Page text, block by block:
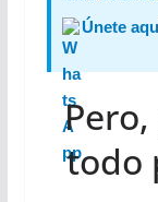
Únete
todo